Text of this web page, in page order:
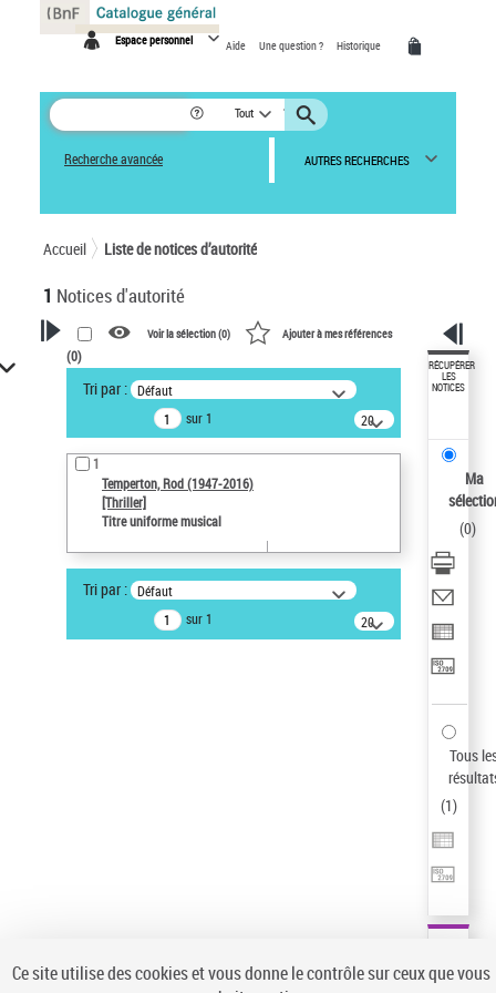
Espace personnel Aide Une question ? Historique
Tout
Recherche avancée AUTRES RECHERCHES
Accueil Liste de notices d’autorité
1 Notices d'autorité
VOTRE RECHERCHE
Recherche avancée dans les
notices d’autorité
Œuvres liées à l'auteur :
Temperton, Rod (1947-2016)
Auteur d’œuvre
Statut de la notice d’autorité
Notice élémentaire
Type de notice d'autorité
Voir la sélection (0) Ajouter à mes références
(0)
Tri par : Défaut
sur 1
20
résultats/page
1
Temperton, Rod (1947-2016)
[Thriller]
Titre uniforme musical
Tri par : Défaut
sur 1
20
résultats/page
RÉCUPÉRER
LES
NOTICES
Ma
(0)
Tous
(1)
Panneau de gestion des cookies
Ce site utilise des cookies et vous donne le contrôle sur ceux que vous